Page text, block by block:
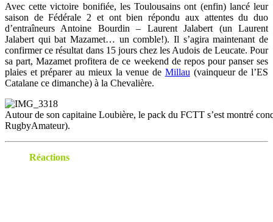
Avec cette victoire bonifiée, les Toulousains ont (enfin) lancé leur
saison de Fédérale 2 et ont bien répondu aux attentes du duo
d’entraîneurs Antoine Bourdin – Laurent Jalabert (un Laurent
Jalabert qui bat Mazamet… un comble!). Il s’agira maintenant de
confirmer ce résultat dans 15 jours chez les Audois de Leucate. Pour
sa part, Mazamet profitera de ce weekend de repos pour panser ses
plaies et préparer au mieux la venue de Millau (vainqueur de l’ES
Catalane ce dimanche) à la Chevalière.
Autour de son capitaine Loubière, le pack du FCTT s’est montré
RugbyAmateur).
Réactions